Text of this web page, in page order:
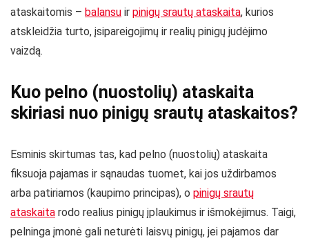
ataskaitomis – balansu ir pinigų srautų ataskaita, kurios
atskleidžia turto, įsipareigojimų ir realių pinigų judėjimo
vaizdą.
Kuo pelno (nuostolių) ataskaita
skiriasi nuo pinigų srautų ataskaitos?
Esminis skirtumas tas, kad pelno (nuostolių) ataskaita
fiksuoja pajamas ir sąnaudas tuomet, kai jos uždirbamos
arba patiriamos (kaupimo principas), o pinigų srautų
ataskaita rodo realius pinigų įplaukimus ir išmokėjimus. Taigi,
pelninga įmonė gali neturėti laisvų pinigų, jei pajamos dar